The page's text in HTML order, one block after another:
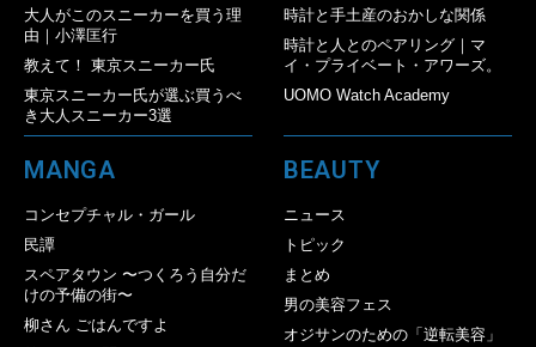
大人がこのスニーカーを買う理
由｜小澤匡行
教えて！ 東京スニーカー氏
東京スニーカー氏が選ぶ買うべ
き大人スニーカー3選
時計と手土産のおかしな関係
時計と人とのペアリング｜マ
イ・プライベート・アワーズ。
UOMO Watch Academy
MANGA
コンセプチャル・ガール
民譚
スペアタウン 〜つくろう自分だ
けの予備の街〜
柳さん ごはんですよ
BEAUTY
ニュース
トピック
まとめ
男の美容フェス
オジサンのための「逆転美容」